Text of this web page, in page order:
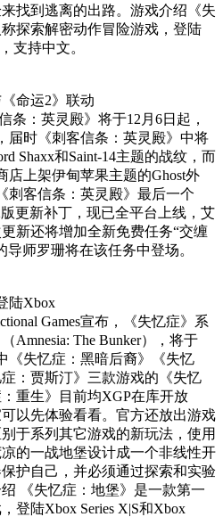
找到逃离的出路。游戏介绍《失
探索解密动作冒险游戏，登陆
支持中文。
命运2》联动
条：英灵殿》将于12月6日起，
届时《刺客信条：英灵殿》中将
Shaxx和Saint-14主题的战纹，而
店上架伊甸苹果主题的Ghost外
刺客信条：英灵殿》最后一个
更新补丁，现已全平台上线，艾
新还将增加全新免费任务“交缠
师罗珊将在该任务中登场。
陆Xbox
Games宣布，《失忆症》系
Amnesia: The Bunker），将于
《失忆症：黑暗后裔》《失忆
：贾斯汀》三款游戏的《失忆
重生》目前均XGP在库开放
以先体验看看。官方还放出游戏
于系列其它游戏的新玩法，使用
的一战地堡设计成一个非线性开
护自己，并必须通过探索和实验
《失忆症：地堡》是一款第一
登陆Xbox Series X|S和Xbox